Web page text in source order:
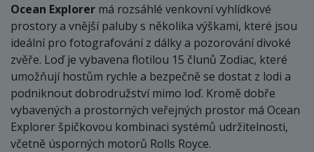
Ocean Explorer má rozsáhlé venkovní vyhlídkové
prostory a vnější paluby s několika výškami, které jsou
ideální pro fotografování z dálky a pozorování divoké
zvěře. Loď je vybavena flotilou 15 člunů Zodiac, které
umožňují hostům rychle a bezpečně se dostat z lodi a
podniknout dobrodružství mimo loď. Kromě dobře
vybavených a prostorných veřejných prostor má Ocean
Explorer špičkovou kombinaci systémů udržitelnosti,
včetně úsporných motorů Rolls Royce.